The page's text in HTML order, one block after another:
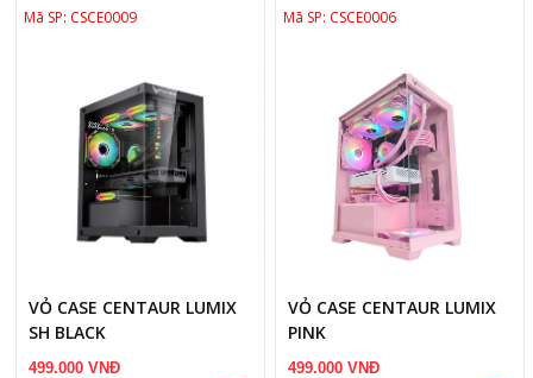
Mã SP: CSCE0009
VỎ CASE CENTAUR LUMIX
SH BLACK
499.000 VNĐ
Mã SP: CSCE0006
VỎ CASE CENTAUR LUMIX
PINK
499.000 VNĐ